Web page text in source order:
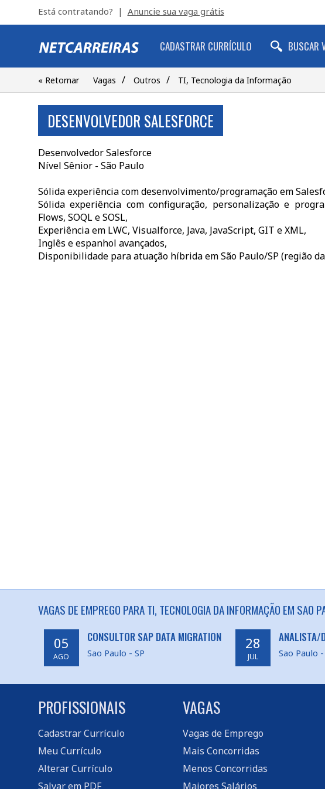
Está contratando? | Anuncie sua vaga grátis
CADASTRAR CURRÍCULO BUSCAR
« Retornar Vagas / Outros / TI, Tecnologia da Informação
DESENVOLVEDOR SALESFORCE
Desenvolvedor Salesforce
Nível Sênior - São Paulo
Sólida experiência com desenvolvimento/programação em
Sólida experiência com configuração, personalização e
Flows, SOQL e SOSL,
Experiência em LWC, Visualforce, Java, JavaScript, GIT e XML,
Inglês e espanhol avançados,
Disponibilidade para atuação híbrida em São Paulo/SP (região
VAGAS DE EMPREGO PARA TI, TECNOLOGIA DA INFORMAÇÃO EM SAO
05
AGO
CONSULTOR SAP DATA MIGRATION
Sao Paulo - SP
28
JUL
ANALISTA/
Sao Paulo -
PROFISSIONAIS
Cadastrar Currículo
Meu Currículo
Alterar Currículo
Salvar em PDF
VAGAS
Vagas de Emprego
Mais Concorridas
Menos Concorridas
Maiores Salários